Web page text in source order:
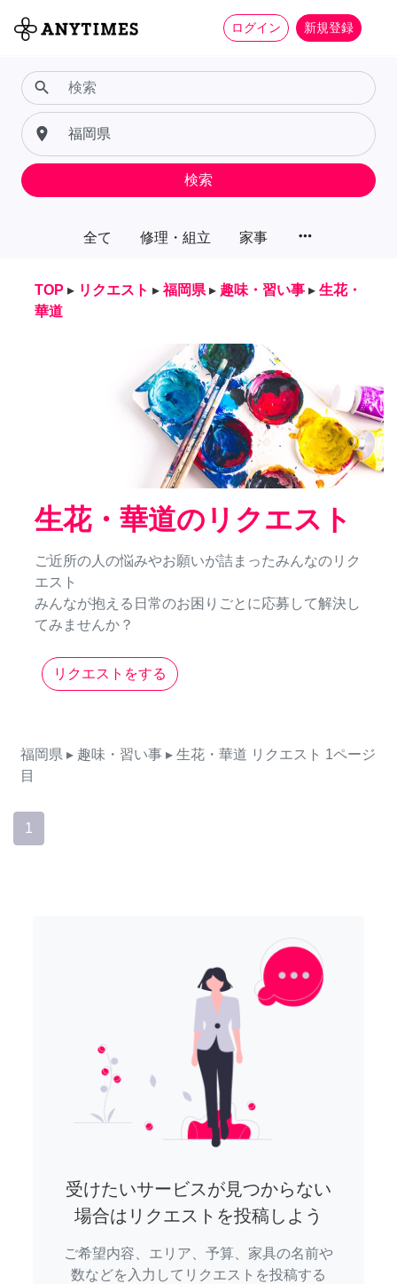
ログイン 新規登録
全て 修理・組立 家事 more_horiz
search
place
検索
TOP ▸ リクエスト ▸ 福岡県 ▸ 趣味・習い事 ▸ 生花・
華道
生花・華道のリクエスト
ご近所の人の悩みやお願いが詰まったみんなのリク
エスト
みんなが抱える日常のお困りごとに応募して解決し
てみませんか？
リクエストをする
福岡県 ▸ 趣味・習い事 ▸ 生花・華道 リクエスト 1ページ
目
1
受けたいサービスが見つからない
場合はリクエストを投稿しよう
ご希望内容、エリア、予算、家具の名前や
数などを入力してリクエストを投稿する